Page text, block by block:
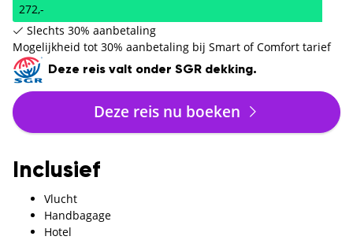
272,-
Slechts 30% aanbetaling
Mogelijkheid tot 30% aanbetaling bij Smart of Comfort tarief
Deze reis valt onder SGR dekking.
Deze reis nu boeken
Inclusief
Vlucht
Handbagage
Hotel